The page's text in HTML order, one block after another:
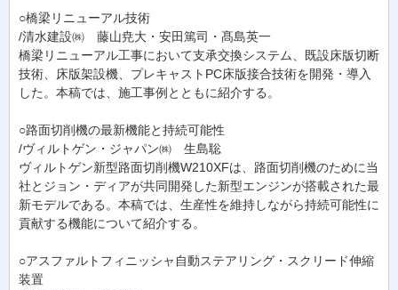
○橋梁リニューアル技術
/清水建設㈱ 藤山尭大・安田篤司・髙島英一
橋梁リニューアル工事において支承交換システム、既設床版切断
技術、床版架設機、プレキャストPC床版接合技術を開発・導入
した。本稿では、施工事例とともに紹介する。
○路面切削機の最新機能と持続可能性
/ヴィルトゲン・ジャパン㈱ 生島聡
ヴィルトゲン新型路面切削機W210XFは、路面切削機のために当
社とジョン・ディアが共同開発した新型エンジンが搭載された最
新モデルである。本稿では、生産性を維持しながら持続可能性に
貢献する機能について紹介する。
○アスファルトフィニッシャ自動ステアリング・スクリード伸縮
装置